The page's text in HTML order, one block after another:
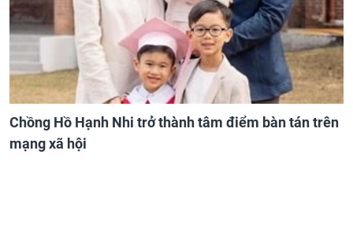
Chồng Hồ Hạnh Nhi trở thành tâm điểm bàn tán trên
mạng xã hội